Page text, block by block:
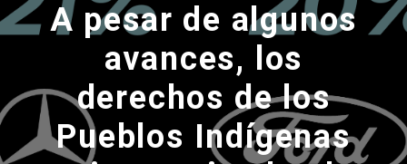
A pesar de algunos
avances, los
derechos de los
Pueblos Indígenas